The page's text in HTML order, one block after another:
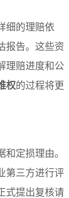
细的理赔依
报告。这些资
理赔进度和公
权的过程将更
定损理由。
第三方进行评
式提出复核请